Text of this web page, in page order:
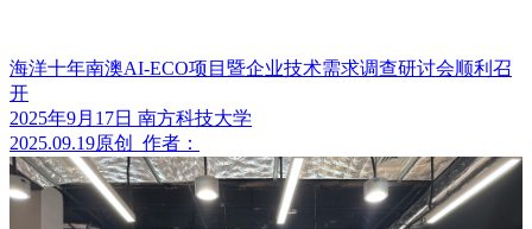
海洋十年南澳AI-ECO项目暨企业技术需求调查研讨会顺利召
开
2025年9月17日 南方科技大学
2025.09.19原创 作者：